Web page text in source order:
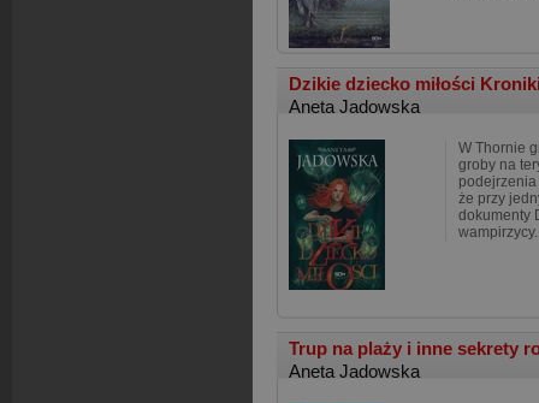
Dzikie dziecko miłości
Aneta Jadowska
W Thornie
groby na
podejrzenia
że przy
dokumenty
Trup na plaży i inne sekrety
Aneta Jadowska